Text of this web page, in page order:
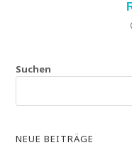
Suchen
NEUE BEITRÄGE